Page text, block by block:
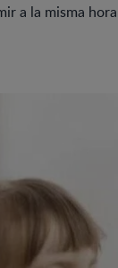
a la misma